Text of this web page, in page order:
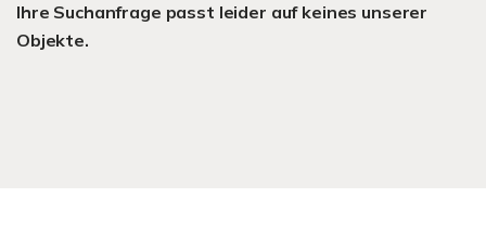
Ihre Suchanfrage passt leider auf keines unserer
Objekte.